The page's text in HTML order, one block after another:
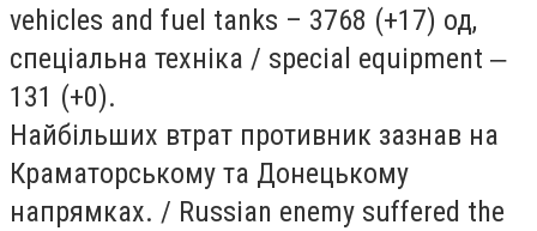
vehicles and fuel tanks – 3768 (+17) од,
спеціальна техніка / special equipment ‒
131 (+0).
Найбільших втрат противник зазнав на
Краматорському та Донецькому
напрямках. / Russian enemy suffered the